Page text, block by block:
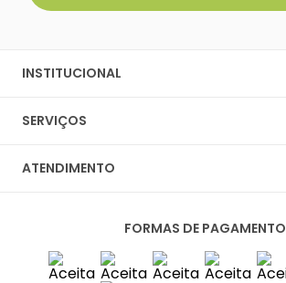
INSTITUCIONAL
PERGUNTAS FREQUENTES
POLÍTICA DE ENTREGA
SERVIÇOS
ATENDIMENTO
SAC
FORMAS DE PAGAMENTO